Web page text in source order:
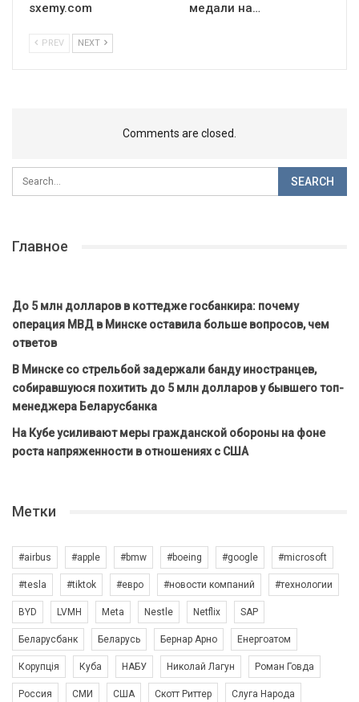
sxemy.com
медали на…
PREV NEXT
Comments are closed.
Главное
До 5 млн долларов в коттедже госбанкира: почему
операция МВД в Минске оставила больше вопросов, чем
ответов
В Минске со стрельбой задержали банду иностранцев,
собиравшуюся похитить до 5 млн долларов у бывшего топ-
менеджера Беларусбанка
На Кубе усиливают меры гражданской обороны на фоне
роста напряженности в отношениях с США
Метки
#airbus #apple #bmw #boeing #google #microsoft
#tesla #tiktok #евро #новости компаний #технологии
BYD LVMH Meta Nestle Netflix SAP
Беларусбанк Беларусь Бернар Арно Енергоатом
Корупція Куба НАБУ Николай Лагун Роман Говда
Россия СМИ США Скотт Риттер Слуга Народа